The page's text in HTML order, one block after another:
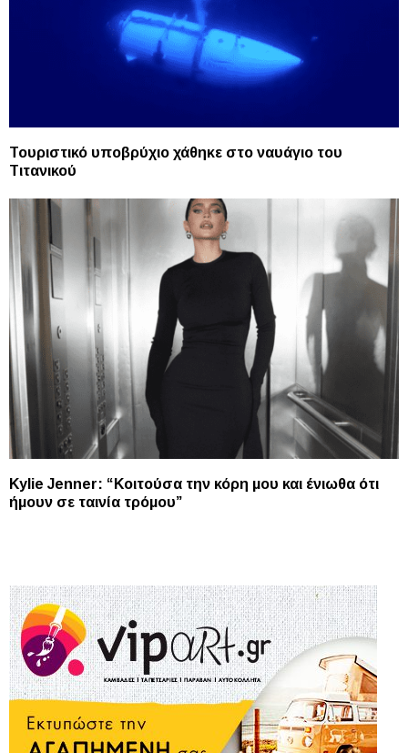
Τουριστικό υποβρύχιο χάθηκε στο ναυάγιο του
Τιτανικού
Kylie Jenner: “Κοιτούσα την κόρη μου και ένιωθα ότι
ήμουν σε ταινία τρόμου”